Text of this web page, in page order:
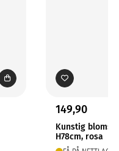
149,90
Kunstig
H78cm, rosa